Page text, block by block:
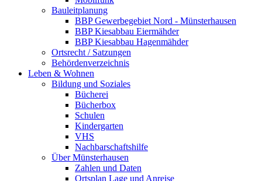
Bauleitplanung
BBP Gewerbegebiet Nord - Münsterhausen
BBP Kiesabbau Eiermähder
BBP Kiesabbau Hagenmähder
Ortsrecht / Satzungen
Behördenverzeichnis
Leben & Wohnen
Bildung und Soziales
Bücherei
Bücherbox
Schulen
Kindergarten
VHS
Nachbarschaftshilfe
Über Münsterhausen
Zahlen und Daten
Ortsplan Lage und Anreise